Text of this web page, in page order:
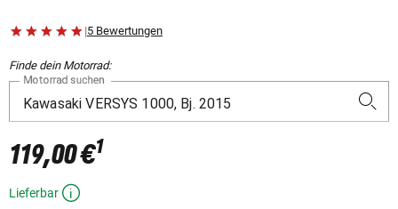
|5 Bewertungen
Finde dein Motorrad:
Motorrad suchen
119,00 €1
Lieferbar